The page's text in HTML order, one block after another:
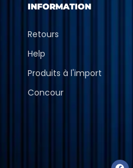
INFORMATION
Retours
Help
Produits à l'import
Concour